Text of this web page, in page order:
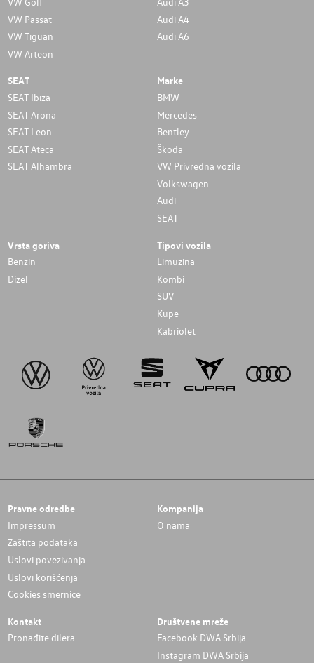
VW Passat
VW Tiguan
VW Arteon
Audi A4
Audi A6
SEAT
SEAT Ibiza
SEAT Arona
SEAT Leon
SEAT Ateca
SEAT Alhambra
Marke
BMW
Mercedes
Bentley
Škoda
VW Privredna vozila
Volkswagen
Audi
SEAT
Vrsta goriva
Benzin
Dizel
Tipovi vozila
Limuzina
Kombi
SUV
Kupe
Kabriolet
Pravne odredbe
Impressum
Zaštita podataka
Uslovi povezivanja
Uslovi korišćenja
Cookies smernice
Kompanija
O nama
Kontakt
Pronađite dilera
Društvene mreže
Facebook DWA Srbija
Instagram DWA Srbija